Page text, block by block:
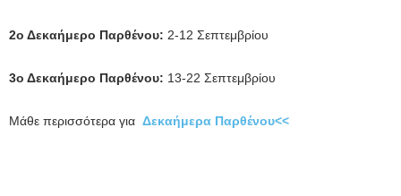
2ο Δεκαήμερο Παρθένου: 2-12 Σεπτεμβρίου
3ο Δεκαήμερο Παρθένου: 13-22 Σεπτεμβρίου
Μάθε περισσότερα για Δεκαήμερα Παρθένου<<